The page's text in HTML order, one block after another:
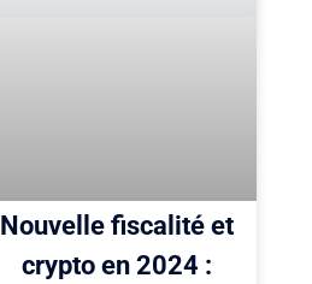
Nouvelle fiscalité et
crypto en 2024 :